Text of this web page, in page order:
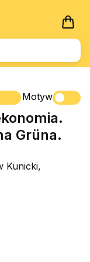
Motyw
Grüna.
Kunicki,